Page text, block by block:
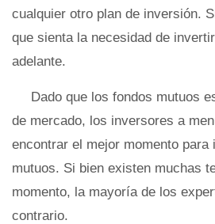
cualquier otro plan de inversión.
que sienta la necesidad de
adelante.
Dado que los fondos mutuos
de mercado, los inversores a
encontrar el mejor momento para
mutuos. Si bien existen muchas
momento, la mayoría de los
contrario.